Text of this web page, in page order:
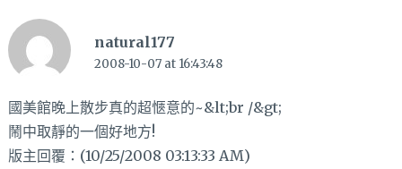
natural177
2008-10-07 at 16:43:48
國美館晚上散步真的超愜意的~&lt;br /&gt;
鬧中取靜的一個好地方!
版主回覆：(10/25/2008 03:13:33 AM)